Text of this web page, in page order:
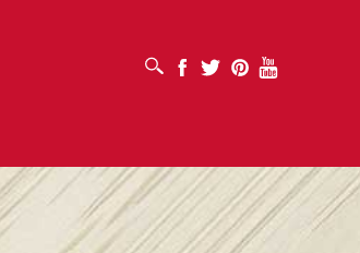
MỞ HỘP TÌM KIẾM Facebook
Twitter PinterestYoutube